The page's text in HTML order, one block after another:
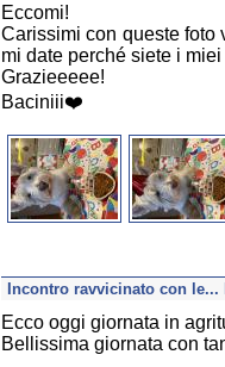
Eccomi!
Carissimi con queste foto
mi date perché siete i
Grazieeeee!
Baciniii❤️
Incontro ravvicinato con le...
Ecco oggi giornata in
Bellissima giornata con